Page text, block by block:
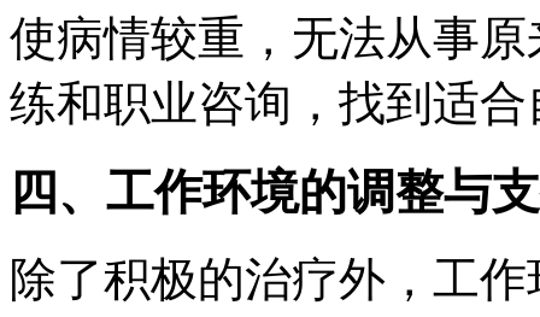
使病情较重，无法从事
练和职业咨询，找到适
四、工作环境的调整与
除了积极的治疗外，工